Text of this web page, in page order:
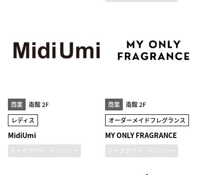
商業
南館 2F
レディス
MidiUmi
テイクアウト デリバリー
商業
南館 2F
オーダーメイドフレグランス
MY ONLY FRAGRANCE
テイクアウト デリバリー